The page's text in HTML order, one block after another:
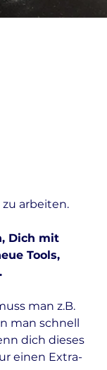
zu arbeiten.
Dich mit
Tools,
man z.B.
man schnell
dich dieses
einen Extra-